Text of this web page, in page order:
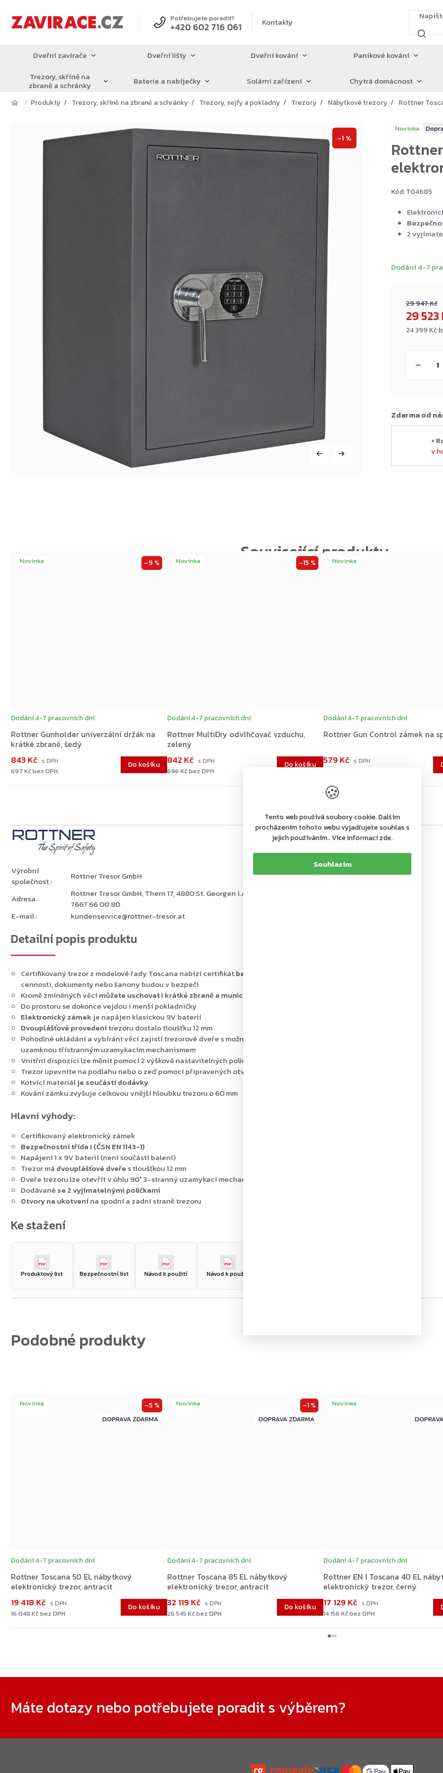
🍪
Tento web používá soubory cookie. Dalším
procházením tohoto webu vyjadřujete souhlas s
jejich používáním.. Více informací zde.
Souhlasím
obsah
Potřebujete poradit?
+420 602 716 061 Kontakty
Dveřní zavírače Dveřní lišty Dveřní kování Panikové kování
Trezory, skříně na
zbraně a schránky Baterie a nabíječky Solární zařízení Chytrá domácnost
Produkty Trezory, skříně na zbraně a schránky Trezory, sejfy a pokladny Trezory Nábytkové trezory Rottner
Novinka
Kód:T04685
–1 %
29 947 Kč
29 523
24 399 Kč
Dodání 4-7
Zdarma od
+
v
2
Novinka –9 %
Rottner Gunholder univerzální držák na
krátké zbraně, šedý
Dodání 4-7 pracovních dní
697 Kč bez DPH
843 Kč Do košíku
Novinka –15 %
Rottner MultiDry odvlhčovač vzduchu,
zelený
Dodání 4-7 pracovních dní
696 Kč bez DPH
842 Kč Do košíku
Novinka
Rottner Gun Control zámek na
Dodání 4-7 pracovních dní
579 Kč
Detailní popis produktu
Certifikovaný trezor z modelové řady Toscana nabízí certifikátbezpečnostní třídy I (ČSN EN 1143-1
cennosti, dokumenty nebo šanony budou v bezpečí
Kromě zmíněných věcímůžete uschovat i krátké zbraně a munice
Do prostoru se dokonce vejdou i menší pokladničky
Elektronický zámek je napájen klasickou 9V baterií
Dvouplášťové provedenítrezoru dostalo tloušťku 12 mm
Pohodlné ukládání a vybírání věcí zajistí trezorové dveře s možností otevření až do 90°, které se po zadání kódu
uzamknou třístranným uzamykacím mechanismem
Vnitřní dispozici lze měnit pomocí 2 výškově nastavitelných poliček
Trezor upevníte na podlahu nebo o zeď pomocí připravených otvorů pro ukotvení
Kotvící materiálje součástí dodávky
Kování zámku zvyšuje celkovou vnější hloubku trezoru o 60 mm
Hlavní výhody:
Certifikovaný elektronický zámek
Bezpečnostní třída I (ČSN EN 1143-1)
Napájení 1 x 9V baterií (není součástí balení)
Trezor má dvouplášťové dveře s tloušťkou 12 mm
Dveře trezoru lze otevřít v úhlu 90° 3-stranný uzamykací mechanizmus
Dodávané se 2 vyjímatelnými poličkami
Otvory na ukotvenína spodní a zadní straně trezoru
PDF
Produktový list
PDF
Bezpečnostní list
PDF
Návod k použití
PDF
Návod k použití
Novinka
ZDARMA
–5 %
Rottner Toscana 50 EL nábytkový
elektronický trezor, antracit
Dodání 4-7 pracovních dní
16 048 Kč bez DPH
19 418 Kč Do košíku
Novinka
ZDARMA
–1 %
Rottner Toscana 85 EL nábytkový
elektronický trezor, antracit
Dodání 4-7 pracovních dní
26 545 Kč bez DPH
32 119 Kč Do košíku
Novinka
Rottner EN 1 Toscana 40 EL
elektronický trezor, černý
Dodání 4-7 pracovních dní
14 156 Kč bez DPH
17 129 Kč
Výrobní
společnost:
Rottner Tresor GmbH
Adresa :
Rottner Tresor GmbH, Thern 17, 4880 St. Georgen i.A., Österreich, Tel. +43 (0)
7667 66 00 80
E-mail: kundenservice@rottner-tresor.at
Máte dotazy nebo potřebujete poradit s výběrem?